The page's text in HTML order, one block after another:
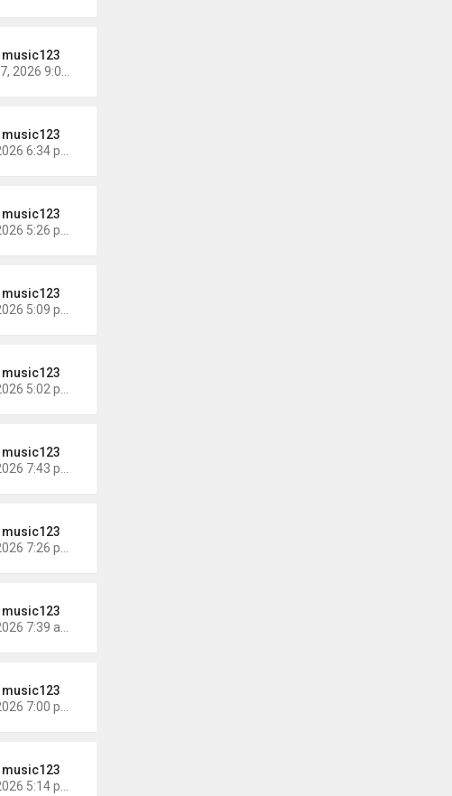
music123
music123
music123
music123
music123
music123
music123
music123
music123
music123